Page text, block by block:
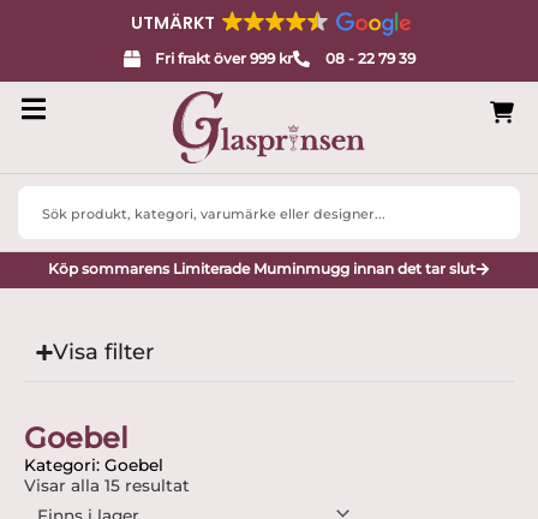
UTMÄRKT
Fri frakt över 999 kr 08 - 22 79 39
Search
Köp sommarens Limiterade Muminmugg innan det tar slut
Visa filter
Goebel
Kategori: Goebel
Visar alla 15 resultat